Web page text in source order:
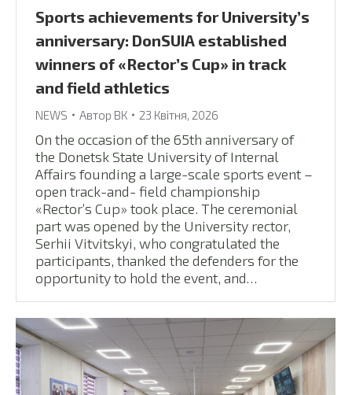
Sports achievements for University’s
anniversary: DonSUIA established
winners of «Rector’s Cup» in track
and field athletics
NEWS Автор ВК 23 Квітня, 2026
On the occasion of the 65th anniversary of
the Donetsk State University of Internal
Affairs founding a large-scale sports event –
open track-and- field championship
«Rector’s Cup» took place. The ceremonial
part was opened by the University rector,
Serhii Vitvitskyi, who congratulated the
participants, thanked the defenders for the
opportunity to hold the event, and…